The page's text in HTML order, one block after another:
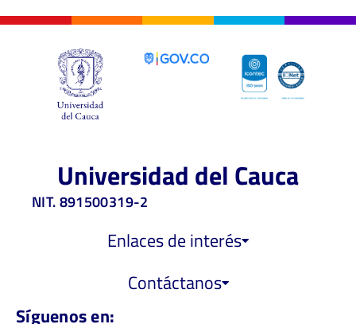
Universidad del Cauca
NIT. 891500319-2
Enlaces de interés
Contáctanos
Síguenos en: